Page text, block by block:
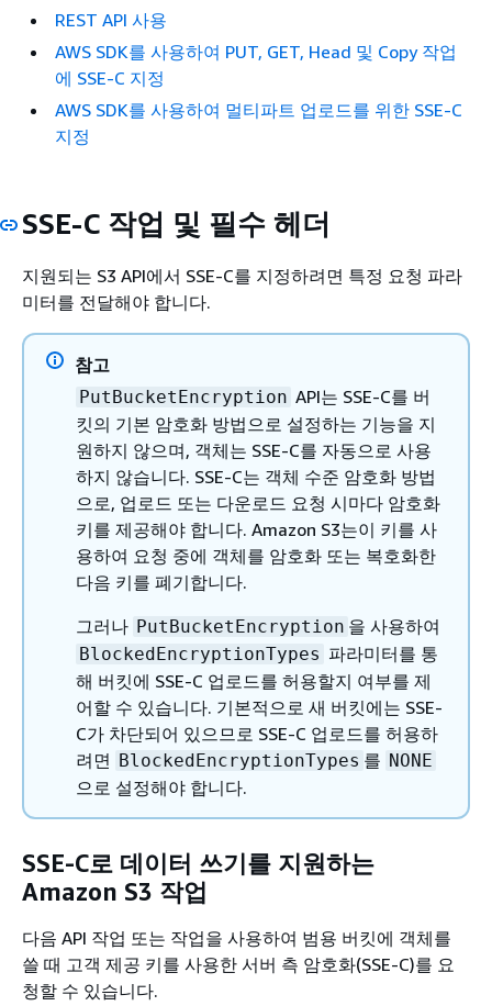
REST API 사용
AWS SDK를 사용하여 PUT, GET, Head 및 Copy 작업
에 SSE-C 지정
AWS SDK를 사용하여 멀티파트 업로드를 위한 SSE-C
지정
SSE-C 작업 및 필수 헤더
지원되는 S3 API에서 SSE-C를 지정하려면 특정 요청 파라
미터를 전달해야 합니다.
참고
PutBucketEncryption API는 SSE-C를 버
킷의 기본 암호화 방법으로 설정하는 기능을 지
원하지 않으며, 객체는 SSE-C를 자동으로 사용
하지 않습니다. SSE-C는 객체 수준 암호화 방법
으로, 업로드 또는 다운로드 요청 시마다 암호화
키를 제공해야 합니다. Amazon S3는이 키를 사
용하여 요청 중에 객체를 암호화 또는 복호화한
다음 키를 폐기합니다.
그러나 PutBucketEncryption 을 사용하여
BlockedEncryptionTypes 파라미터를 통
해 버킷에 SSE-C 업로드를 허용할지 여부를 제
어할 수 있습니다. 기본적으로 새 버킷에는 SSE-
C가 차단되어 있으므로 SSE-C 업로드를 허용하
려면 BlockedEncryptionTypes 를 NONE
으로 설정해야 합니다.
SSE-C로 데이터 쓰기를 지원하는
Amazon S3 작업
다음 API 작업 또는 작업을 사용하여 범용 버킷에 객체를
쓸 때 고객 제공 키를 사용한 서버 측 암호화(SSE-C)를 요
청할 수 있습니다.